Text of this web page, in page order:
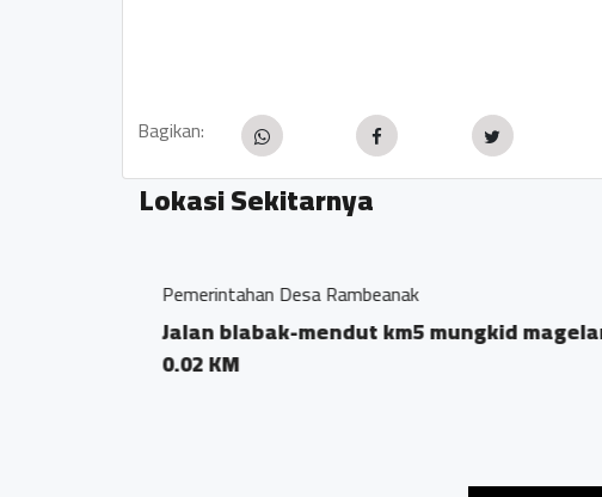
Bagikan:
Lokasi Sekitarnya
SMP N 2 MUNGKID
Saron, Rambeanak,